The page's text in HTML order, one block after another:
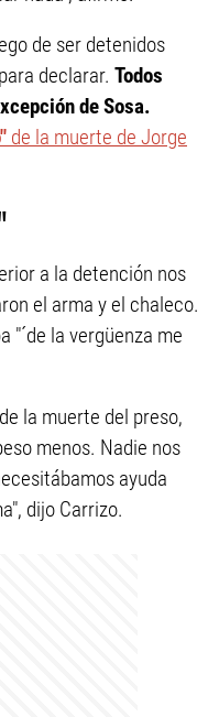
de ser detenidos
declarar. Todos
de Sosa.
de la muerte de Jorge
a la detención nos
el arma y el chaleco.
"´de la vergüenza me
la muerte del preso,
menos. Nadie nos
ayuda
dijo Carrizo.